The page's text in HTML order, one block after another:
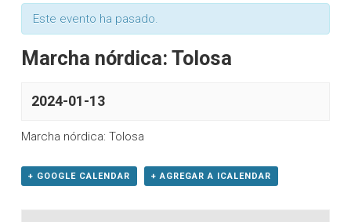
Este evento ha pasado.
Marcha nórdica: Tolosa
2024-01-13
Marcha nórdica: Tolosa
+ GOOGLE CALENDAR + AGREGAR A ICALENDAR